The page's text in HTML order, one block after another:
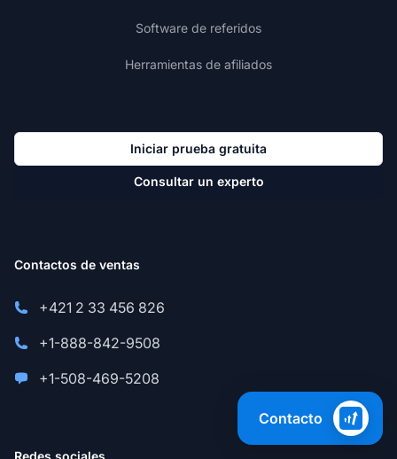
Software de referidos
Herramientas de afiliados
Iniciar prueba gratuita
Consultar un experto
Contactos de ventas
+421 2 33 456 826
+1-888-842-9508
+1-508-469-5208
Redes sociales
Contacto